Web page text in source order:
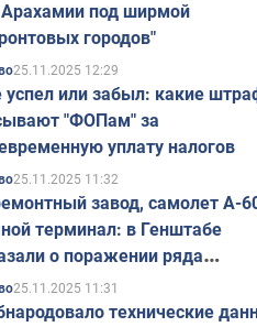
Арахамии под ширмой
городов"
25.11.2025 12:29
успел или забыл: какие
"ФОПам" за
уплату налогов
25.11.2025 11:32
завод, самолет А-
терминал: в Генштабе
о поражении ряда
объектов России
25.11.2025 11:31
технические